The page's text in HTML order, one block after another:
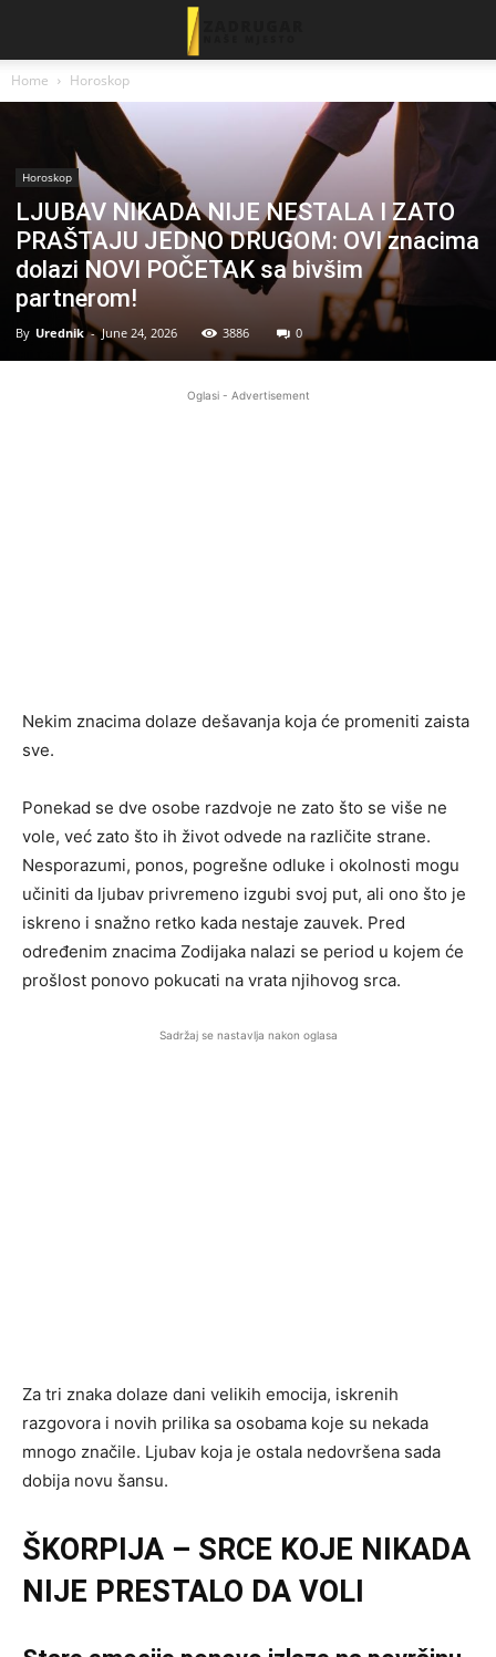
Home Horoskop
Horoskop
LJUBAV NIKADA NIJE NESTALA I ZATO
PRAŠTAJU JEDNO DRUGOM: OVI znacima
dolazi NOVI POČETAK sa bivšim
partnerom!
By Urednik - June 24, 2026 3886 0
Oglasi - Advertisement
Nekim znacima dolaze dešavanja koja će promeniti zaista
sve.
Ponekad se dve osobe razdvoje ne zato što se više ne
vole, već zato što ih život odvede na različite strane.
Nesporazumi, ponos, pogrešne odluke i okolnosti mogu
učiniti da ljubav privremeno izgubi svoj put, ali ono što je
iskreno i snažno retko kada nestaje zauvek. Pred
određenim znacima Zodijaka nalazi se period u kojem će
prošlost ponovo pokucati na vrata njihovog srca.
Sadržaj se nastavlja nakon oglasa
Za tri znaka dolaze dani velikih emocija, iskrenih
razgovora i novih prilika sa osobama koje su nekada
mnogo značile. Ljubav koja je ostala nedovršena sada
dobija novu šansu.
ŠKORPIJA – SRCE KOJE NIKADA
NIJE PRESTALO DA VOLI